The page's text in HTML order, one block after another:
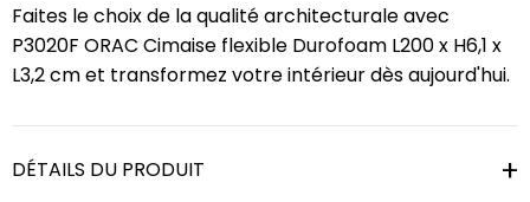
Faites le choix de la qualité architecturale avec
P3020F ORAC Cimaise flexible Durofoam L200 x H6,1 x
L3,2 cm et transformez votre intérieur dès aujourd'hui.
DÉTAILS DU PRODUIT